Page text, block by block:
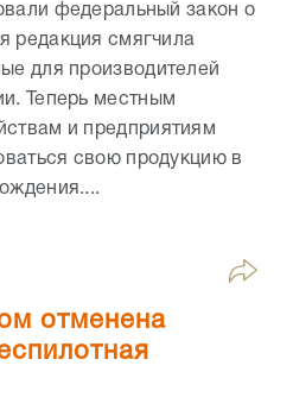
федеральный закон о
редакция смягчила
для производителей
Теперь местным
и предприятиям
свою продукцию в
отменена